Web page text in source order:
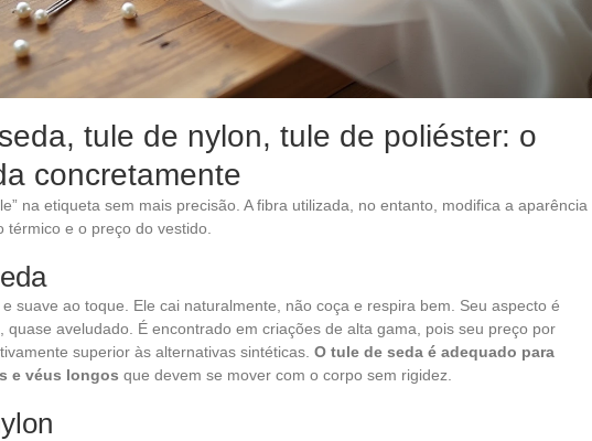
tule de nylon, tule de poliéster: o
concretamente
na etiqueta sem mais precisão. A fibra utilizada, no entanto, modifica a aparência
térmico e o preço do vestido.
suave ao toque. Ele cai naturalmente, não coça e respira bem. Seu aspecto é
quase aveludado. É encontrado em criações de alta gama, pois seu preço por
superior às alternativas sintéticas. O tule de seda é adequado para
e véus longos que devem se mover com o corpo sem rigidez.